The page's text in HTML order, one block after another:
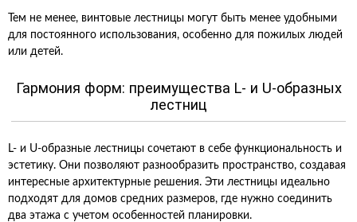
Тем не менее, винтовые лестницы могут быть менее удобными
для постоянного использования, особенно для пожилых людей
или детей.
Гармония форм: преимущества L- и U-образных
лестниц
L- и U-образные лестницы сочетают в себе функциональность и
эстетику. Они позволяют разнообразить пространство, создавая
интересные архитектурные решения. Эти лестницы идеально
подходят для домов средних размеров, где нужно соединить
два этажа с учетом особенностей планировки.